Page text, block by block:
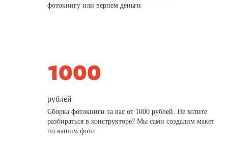
фотокнигу или вернем деньги
рублей
Сборка фотокниги за вас от 1000 рублей. Не хотите
разбираться в конструкторе? Мы сами создадим макет
по вашим фото